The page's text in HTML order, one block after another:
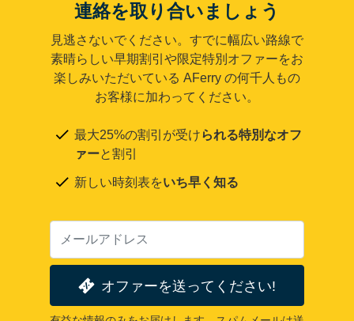
連絡を取り合いましょう
見逃さないでください。すでに幅広い路線で
素晴らしい早期割引や限定特別オファーをお
楽しみいただいている AFerry の何千人もの
お客様に加わってください。
最大25%の割引が受けられる特別なオフ
ァーと割引
新しい時刻表をいち早く知る
オファーを送ってください!